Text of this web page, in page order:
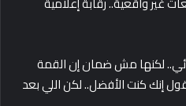
لكنها مش ضمان إن القمة
إنك كنت الأفضل.. لكن اللي بعد